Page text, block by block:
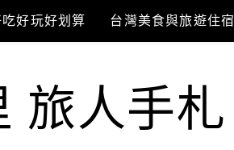
好玩好划算 台灣美食與旅遊住宿
旅人手札